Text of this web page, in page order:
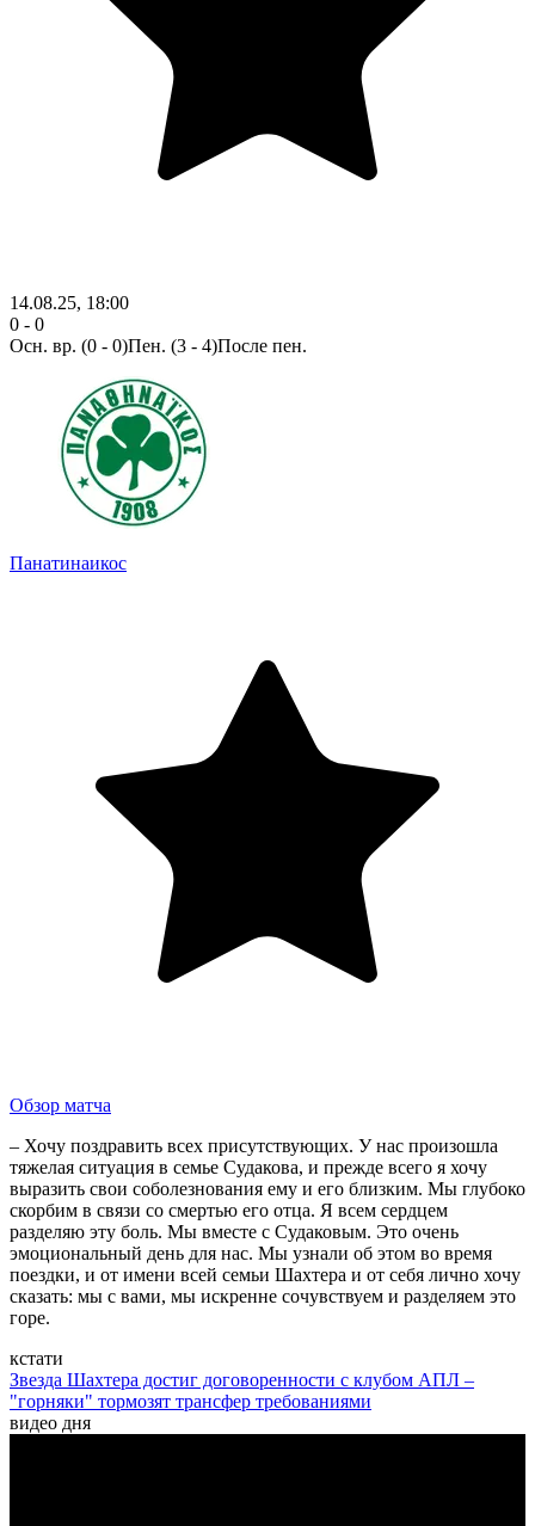
14.08.25, 18:00
0 - 0
Осн. вр. (0 - 0)Пен. (3 - 4)После пен.
Панатинаикос
Обзор матча
– Хочу поздравить всех присутствующих. У нас произошла
тяжелая ситуация в семье Судакова, и прежде всего я хочу
выразить свои соболезнования ему и его близким. Мы глубоко
скорбим в связи со смертью его отца. Я всем сердцем
разделяю эту боль. Мы вместе с Судаковым. Это очень
эмоциональный день для нас. Мы узнали об этом во время
поездки, и от имени всей семьи Шахтера и от себя лично хочу
сказать: мы с вами, мы искренне сочувствуем и разделяем это
горе.
кстати
Звезда Шахтера достиг договоренности с клубом АПЛ –
"горняки" тормозят трансфер требованиями
видео дня